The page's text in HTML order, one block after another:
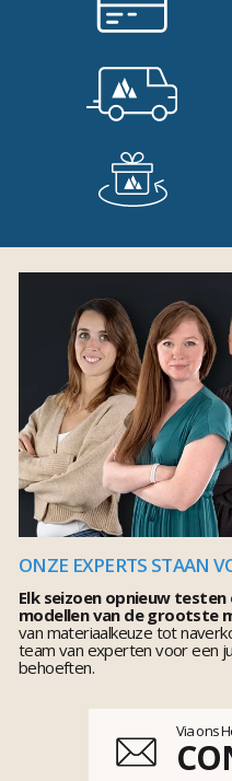
ONZE EXPERTS STAAN
Elk seizoen opnieuw
modellen van de grootste
van materiaalkeuze tot
team van experten voor een
behoeften.
Via ons